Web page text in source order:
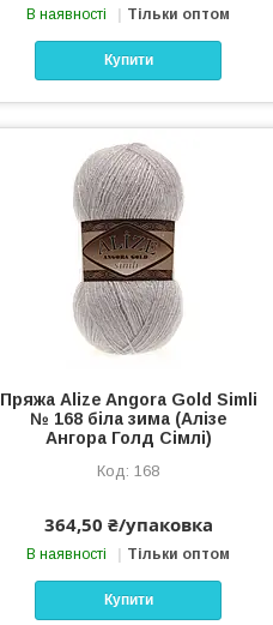
В наявності Тільки оптом
Купити
Пряжа Alize Angora Gold Simli
№ 168 біла зима (Алізе
Ангора Голд Сімлі)
168
364,50 ₴/упаковка
В наявності Тільки оптом
Купити